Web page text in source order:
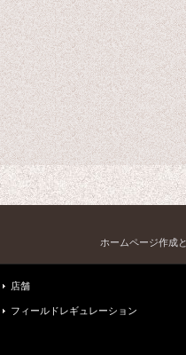
ホームページ作成
店舗
フィールドレギュレーション